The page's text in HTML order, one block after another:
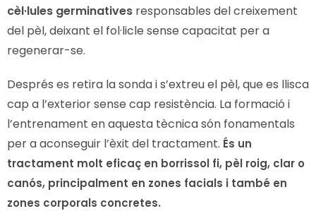
cèl·lules germinatives responsables del creixement
del pèl, deixant el fol·licle sense capacitat per a
regenerar-se.
Després es retira la sonda i s’extreu el pèl, que es llisca
cap a l’exterior sense cap resistència. La formació i
l’entrenament en aquesta tècnica són fonamentals
per a aconseguir l’èxit del tractament. És un
tractament molt eficaç en borrissol fi, pèl roig, clar o
canós, principalment en zones facials i també en
zones corporals concretes.